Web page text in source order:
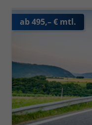
ab 495,– € mtl.